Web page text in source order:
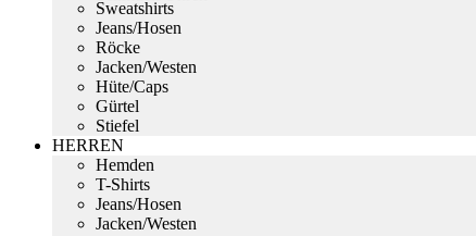
Sweatshirts
Jeans/Hosen
Röcke
Jacken/Westen
Hüte/Caps
Gürtel
Stiefel
HERREN
Hemden
T-Shirts
Jeans/Hosen
Jacken/Westen